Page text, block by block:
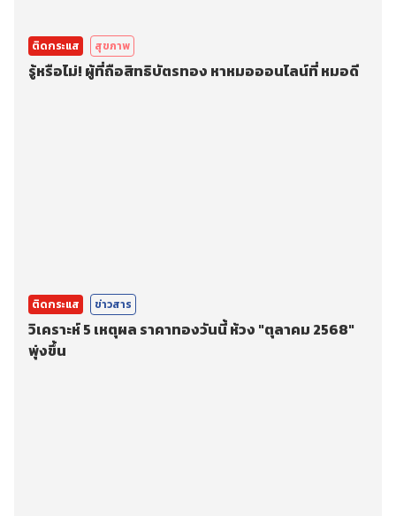
ติดกระแส สุขภาพ
รู้หรือไม่! ผู้ที่ถือสิทธิบัตรทอง หาหมอออนไลน์ที่ หมอดี
ติดกระแส ข่าวสาร
วิเคราะห์ 5 เหตุผล ราคาทองวันนี้ ห้วง "ตุลาคม 2568"
พุ่งขึ้น